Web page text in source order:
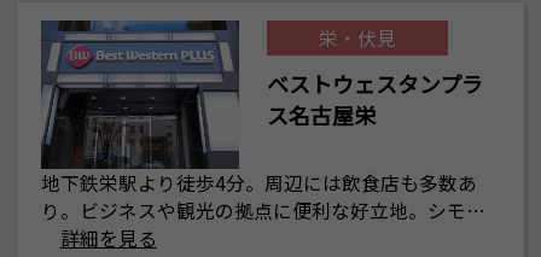
栄・伏見
ベストウェスタンプラ
ス名古屋栄
地下鉄栄駅より徒歩4分。周辺には飲食店も多数あ
り。ビジネスや観光の拠点に便利な好立地。シモ…
詳細を見る